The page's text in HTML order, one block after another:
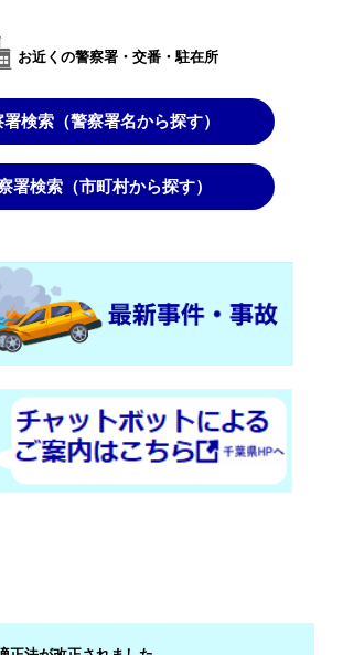
お近くの警察署・交番・駐在所
署検索（警察署名から探す）
署検索（市町村から探す）